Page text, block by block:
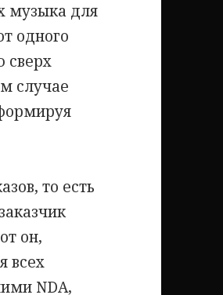
музыка для
одного
сверх
случае
то есть
он,
всех
NDA,